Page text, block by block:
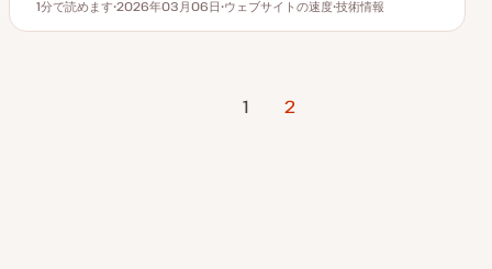
読むのにかかる時間
1分で読めます
新
2026年03月06日
ピ
ウェブサイトの速度
ピ
技術情報
1 2